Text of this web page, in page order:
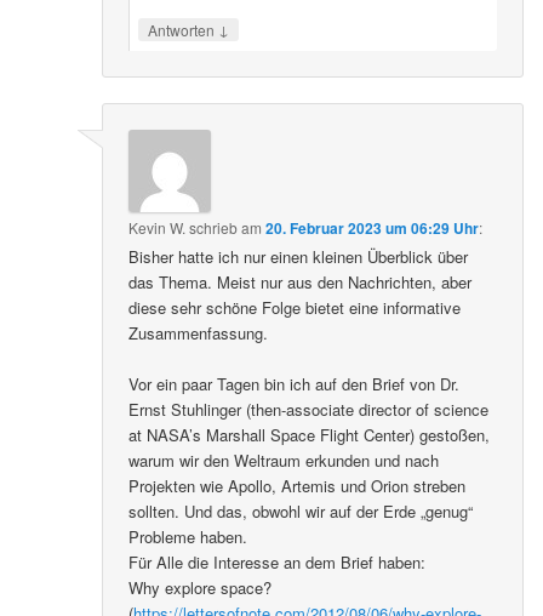
Antworten ↓
Kevin W. schriebam20. Februar 2023 um 06:29 Uhr:
Bisher hatte ich nur einen kleinen Überblick über
das Thema. Meist nur aus den Nachrichten, aber
diese sehr schöne Folge bietet eine informative
Zusammenfassung.
Vor ein paar Tagen bin ich auf den Brief von Dr.
Ernst Stuhlinger (then-associate director of science
at NASA’s Marshall Space Flight Center) gestoßen,
warum wir den Weltraum erkunden und nach
Projekten wie Apollo, Artemis und Orion streben
sollten. Und das, obwohl wir auf der Erde „genug“
Probleme haben.
Für Alle die Interesse an dem Brief haben:
Why explore space?